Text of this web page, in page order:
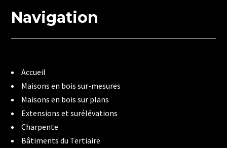
Navigation
Accueil
Maisons en bois sur-mesures
Maisons en bois sur plans
Extensions et surélévations
Charpente
Bâtiments du Tertiaire